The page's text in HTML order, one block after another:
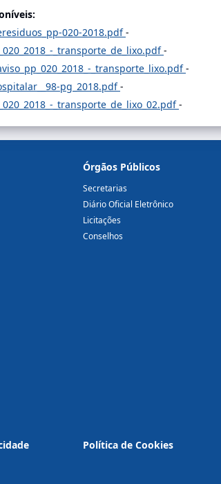
020-2018.pdf-
_transporte_de_lixo.pdf-
_transporte_lixo.pdf-
pg_2018.pdf-
_transporte_de_lixo_02.pdf-
Órgãos Públicos
Secretarias
Diário Oficial Eletrônico
Licitações
Conselhos
Política de Cookies